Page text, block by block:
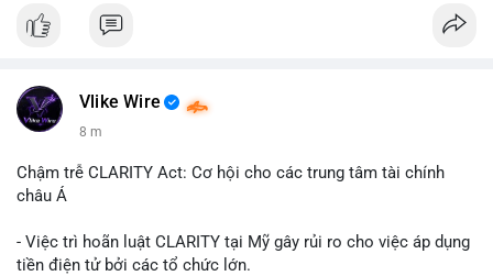
Vlike Wire
8 m
Chậm trễ CLARITY Act: Cơ hội cho các trung tâm tài chính
châu Á
- Việc trì hoãn luật CLARITY tại Mỹ gây rủi ro cho việc áp dụng
tiền điện tử bởi các tổ chức lớn.